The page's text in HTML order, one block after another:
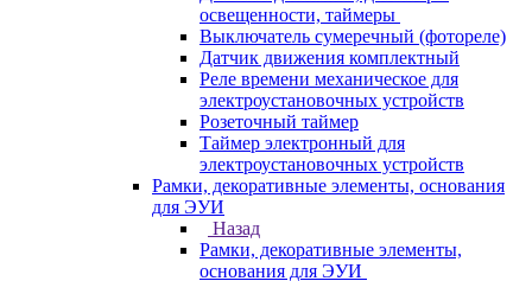
освещенности, таймеры
Выключатель сумеречный (фотореле)
Датчик движения комплектный
Реле времени механическое для
электроустановочных устройств
Розеточный таймер
Таймер электронный для
электроустановочных устройств
Рамки, декоративные элементы, основания
для ЭУИ
Назад
Рамки, декоративные элементы,
основания для ЭУИ